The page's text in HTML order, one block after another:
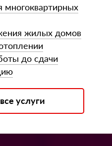
жилых домов
до сдачи
услуги